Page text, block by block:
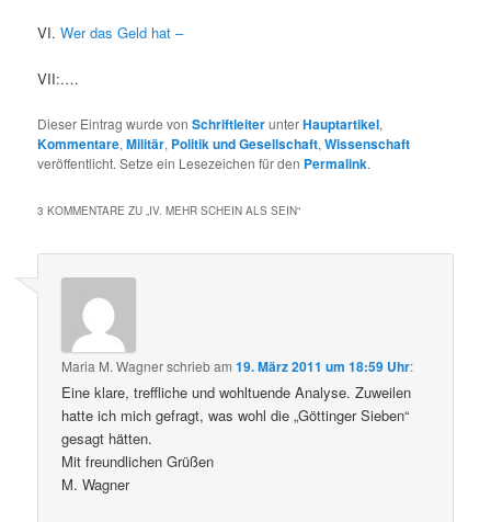
VI.Wer das Geld hat –
VII:.…
Dieser Eintrag wurde vonSchriftleiterunterHauptartikel,
Kommentare,Militär, Politik und Gesellschaft,Wissenschaft
veröffentlicht. Setze ein Lesezeichen für den Permalink.
3 KOMMENTARE ZU „ IV. MEHR SCHEIN ALS SEIN“
Maria M. Wagnerschriebam19. März 2011 um 18:59 Uhr:
Eine klare, treffliche und wohltuende Analyse. Zuweilen
hatte ich mich gefragt, was wohl die „Göttinger Sieben“
gesagt hätten.
Mit freundlichen Grüßen
M. Wagner